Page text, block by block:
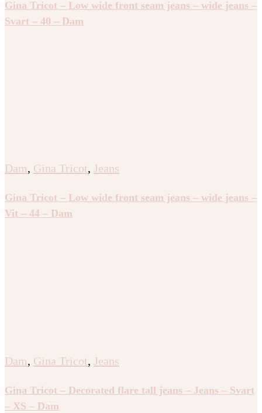
Gina Tricot – Low wide front seam jeans – wide jeans –
Svart – 40 – Dam
Dam, Gina Tricot, Jeans
Gina Tricot – Low wide front seam jeans – wide jeans –
Vit – 44 – Dam
Dam, Gina Tricot, Jeans
Gina Tricot – Decorated flare tall jeans – Jeans – Svart
– XS – Dam